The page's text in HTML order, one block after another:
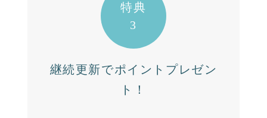
特典
3
継続更新でポイントプレゼン
ト！